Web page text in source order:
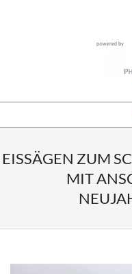
Navigation
EISSÄGEN ZUM
MIT